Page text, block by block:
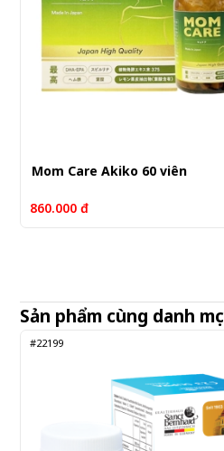
Mom Care Akiko 60 viên
860.000 đ
Sản phẩm cùng danh mục
#22199